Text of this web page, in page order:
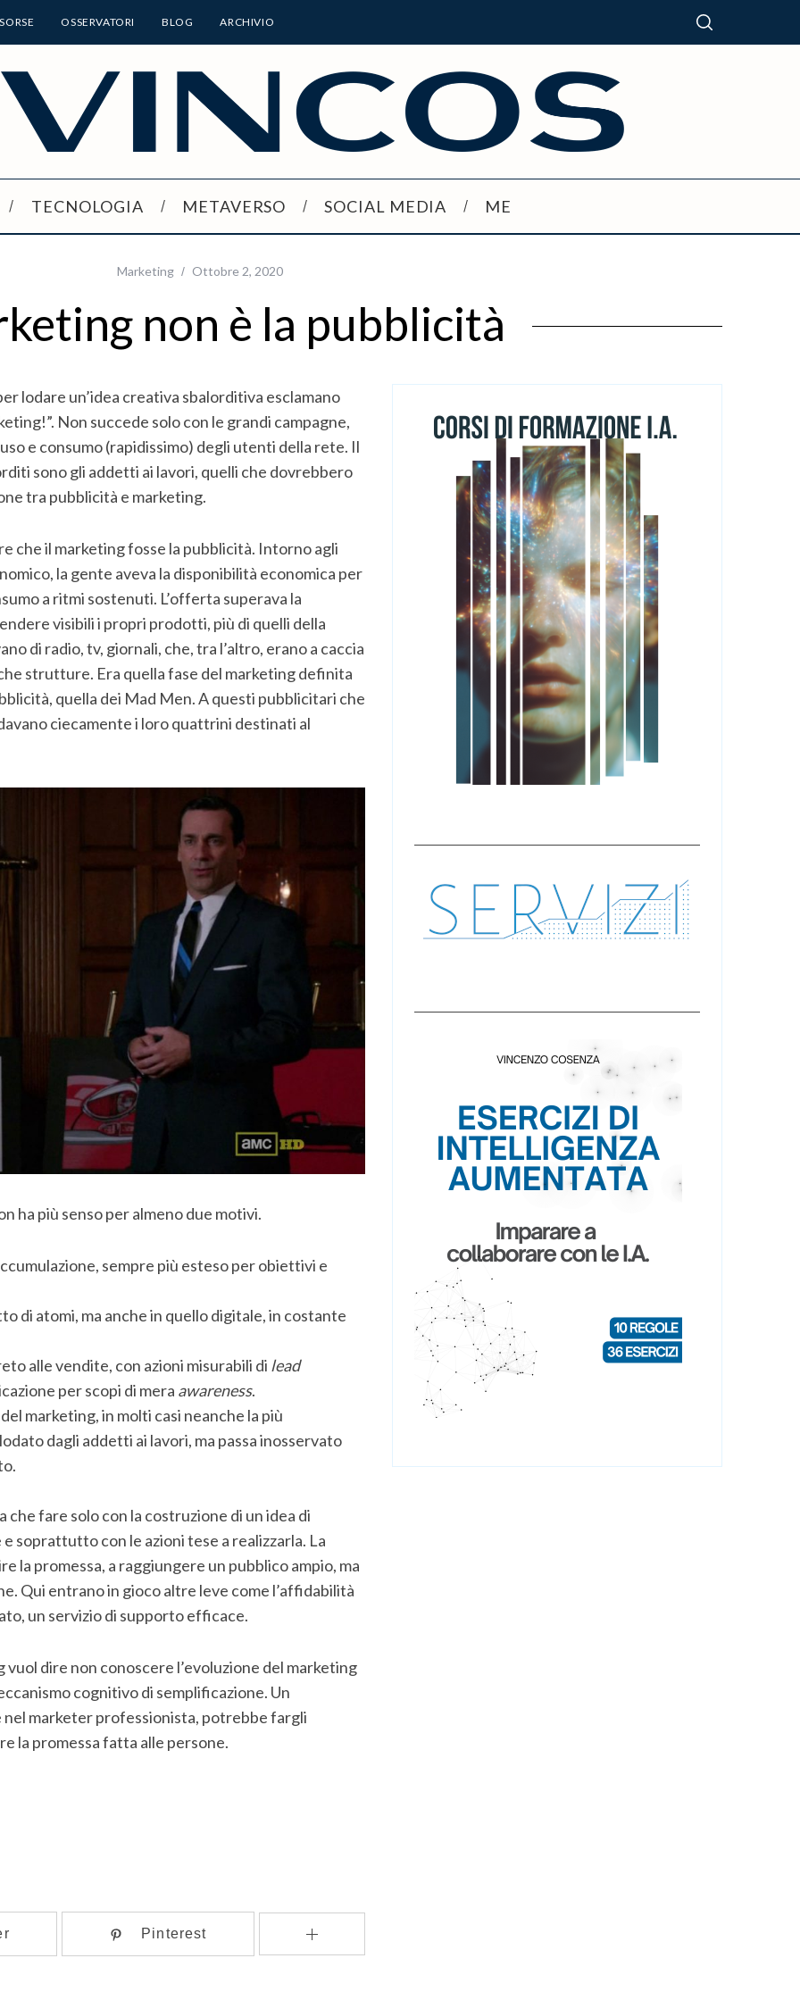
OSSERVATORI BLOG ARCHIVIO
TECNOLOGIA METAVERSO SOCIAL MEDIA ME
Marketing Ottobre 2, 2020
non è la pubblicità
lodare un’idea creativa sbalorditiva esclamano
Non succede solo con le grandi campagne,
e consumo (rapidissimo) degli utenti della rete. Il
sono gli addetti ai lavori, quelli che dovrebbero
tra pubblicità e marketing.
che il marketing fosse la pubblicità. Intorno agli
la gente aveva la disponibilità economica per
a ritmi sostenuti. L’offerta superava la
visibili i propri prodotti, più di quelli della
di radio, tv, giornali, che, tra l’altro, erano a caccia
strutture. Era quella fase del marketing definita
quella dei Mad Men. A questi pubblicitari che
ciecamente i loro quattrini destinati al
ha più senso per almeno due motivi.
sempre più esteso per obiettivi e
di atomi, ma anche in quello digitale, in costante
alle vendite, con azioni misurabili di lead
per scopi di mera awareness.
marketing, in molti casi neanche la più
dagli addetti ai lavori, ma passa inosservato
che fare solo con la costruzione di un idea di
soprattutto con le azioni tese a realizzarla. La
la promessa, a raggiungere un pubblico ampio, ma
Qui entrano in gioco altre leve come l’affidabilità
un servizio di supporto efficace.
dire non conoscere l’evoluzione del marketing
cognitivo di semplificazione. Un
marketer professionista, potrebbe fargli
la promessa fatta alle persone.
Pinterest